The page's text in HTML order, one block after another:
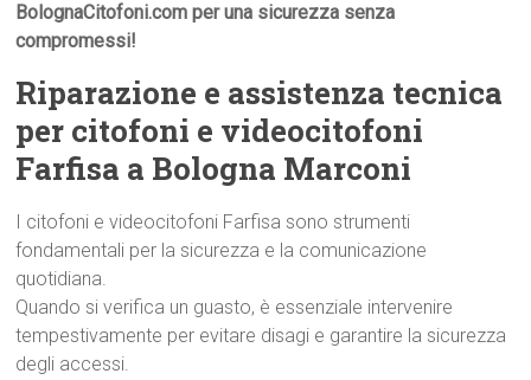
BolognaCitofoni.com per una sicurezza senza
compromessi!
Riparazione e assistenza tecnica
per citofoni e videocitofoni
Farfisa a Bologna Marconi
I citofoni e videocitofoni Farfisa sono strumenti
fondamentali per la sicurezza e la comunicazione
quotidiana.
Quando si verifica un guasto, è essenziale intervenire
tempestivamente per evitare disagi e garantire la sicurezza
degli accessi.